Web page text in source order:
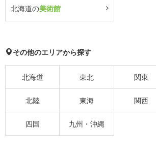
北海道の美術館
その他のエリアから探す
北海道 東北 関東
北陸 東海 関西
四国 九州・沖縄